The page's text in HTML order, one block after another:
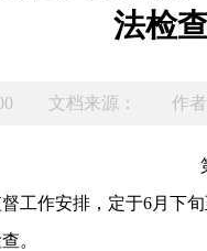
法检
文档来源： 作
工作安排，定于6月下
。